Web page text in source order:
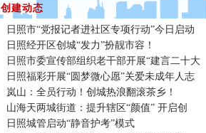
创建动态
日照市“党报记者进社区专项行动”今日启动
日照经开区创城“发力”扮靓市容！
日照市委宣传部组织老干部开展“建言二十大
日照福彩开展“圆梦微心愿”关爱未成年人志
岚山：全员行动！创城热浪翻滚茶乡！
山海天两城街道：提升辖区“颜值” 开启创
日照城管启动“静音护考”模式